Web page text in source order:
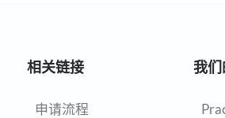
相关链接
申请流程
我